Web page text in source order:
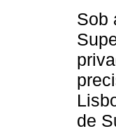
Sob
de